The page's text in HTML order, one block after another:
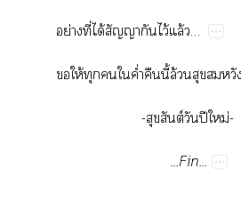
ย่​ี่​ได้​​​ไว้​ล้…
​ให้​​​​ค่ำ​​ี้​ล้
-​ต์​​ปี​ม่-
...Fin...